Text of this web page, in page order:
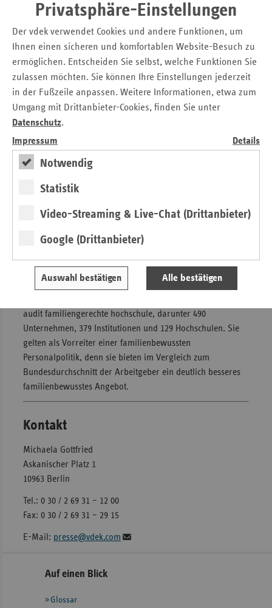
Privatsphäre-Einstellungen
Der vdek verwendet Cookies und andere Funktionen, um
Ihnen einen sicheren und komfortablen Website-Besuch zu
ermöglichen. Entscheiden Sie selbst, welche Funktionen Sie
zulassen möchten. Sie können Ihre Einstellungen jederzeit
in der Fußzeile anpassen. Weitere Informationen, etwa zum
Umgang mit Drittanbieter-Cookies, finden Sie unter
Datenschutz.
Impressum
Details
Notwendig
Statistik
Video-Streaming & Live-Chat (Drittanbieter)
Google (Drittanbieter)
Auswahl bestätigen Alle bestätigen
betriebsindividuelle Potenzial systematisch entwickelt und
maßgeschneiderte familienbewusste Maßnahmen
geschaffen und eingeführt wurden. Mit verbindlichen
Zielvereinbarungen sorgt das audit dafür, dass
Familienbewusstsein in der Unternehmenskultur verankert
wird.
Das audit, das unter der Schirmherrschaft von
Bundesfamilienministerin Dr. Kristina Schröder und
strategische Managementinstrument, das Arbeitgeber darin
unterstützt, Unternehmensziele und Mitarbeiterinteressen in
bringen. Es wird von den führenden deutschen
Arbeitgeberverbände (BDA), Bundesverband der Deutschen
Industrie e. V. (BDI), Deutscher Industrie- und
Handelskammertag (DIHK) und Zentralverband des
Deutschen Handwerks (ZDH) empfohlen.
Insgesamt tragen in Deutschland aktuell rund 1.000
audit familiengerechte hochschule, darunter 490
Unternehmen, 379 Institutionen und 129 Hochschulen. Sie
gelten als Vorreiter einer familienbewussten
Personalpolitik, denn sie bieten im Vergleich zum
Bundesdurchschnitt der Arbeitgeber ein deutlich besseres
familienbewusstes Angebot.
Kontakt
Michaela Gottfried
Askanischer Platz 1
10963 Berlin
Tel.: 0 30 / 2 69 31 – 12 00
Fax: 0 30 / 2 69 31 – 29 15
E-Mail: presse@vdek.com
Seitennavigation
Seitenleiste
weiteren
Auf einen Blick
Glossar